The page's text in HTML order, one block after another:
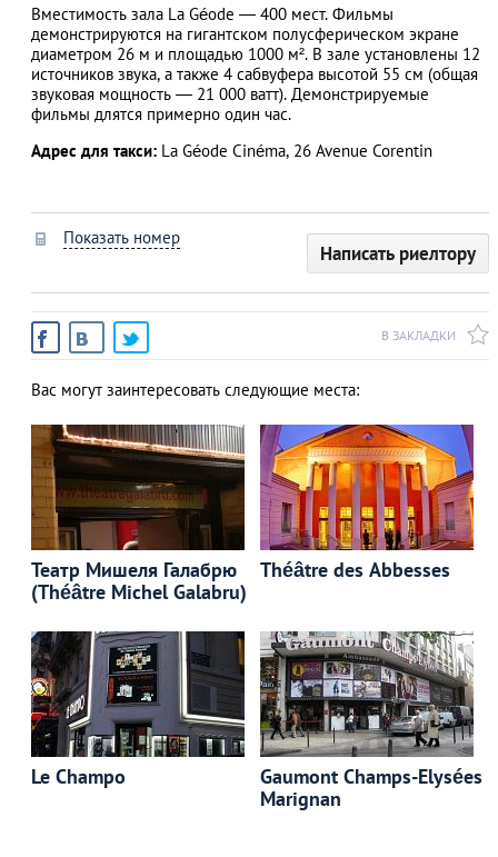
Вместимость зала La Géode — 400 мест. Фильмы
демонстрируются на гигантском полусферическом экране
диаметром 26 м и площадью 1000 м². В зале установлены 12
источников звука, а также 4 сабвуфера высотой 55 см (общая
звуковая мощность — 21 000 ватт). Демонстрируемые
фильмы длятся примерно один час.
Адрес для такси: La Géode Cinéma, 26 Avenue Corentin
Показать номер
Написать риелтору
В ЗАКЛАДКИ
Вас могут заинтересовать следующие места:
Театр Мишеля Галабрю
(Théâtre Michel Galabru)
Théâtre des Abbesses
Le Champo
Gaumont Champs-Elysées
Marignan